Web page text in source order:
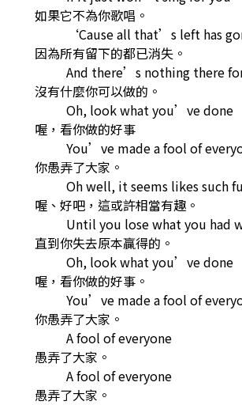
如果它不為你歌唱。
‘Cause all that’s left has
因為所有留下的都已消失。
And there’s nothing there
沒有什麼你可以做的。
Oh, look what you’ve done
喔，看你做的好事
You’ve made a fool of
你愚弄了大家。
Oh well, it seems likes such
喔、好吧，這或許相當有趣。
Until you lose what you had
直到你失去原本贏得的。
Oh, look what you’ve done
喔，看你做的好事。
You’ve made a fool of
你愚弄了大家。
A fool of everyone
愚弄了大家。
A fool of everyone
愚弄了大家。